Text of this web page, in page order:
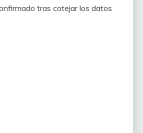
tras cotejar los datos